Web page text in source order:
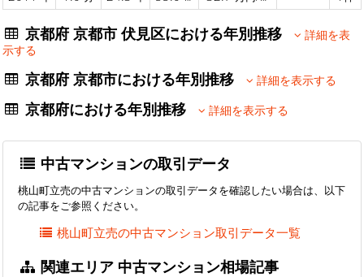
京都府 京都市 伏見区における年別推移
詳細を表
示する
京都府 京都市における年別推移 詳細を表示する
京都府における年別推移 詳細を表示する
中古マンションの取引データ
桃山町立売の中古マンションの取引データを確認したい場合は、以下
の記事をご参照ください。
桃山町立売の中古マンション取引データ一覧
関連エリア 中古マンション相場記事